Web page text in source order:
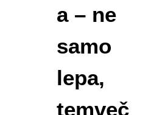
a – ne
samo
lepa,
temveč